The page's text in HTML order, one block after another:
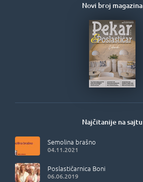
Najčitanije na sajtu
Semolina brašno
04.11.2021
Poslastičarnica Boni
06.06.2019
Novi broj magazina